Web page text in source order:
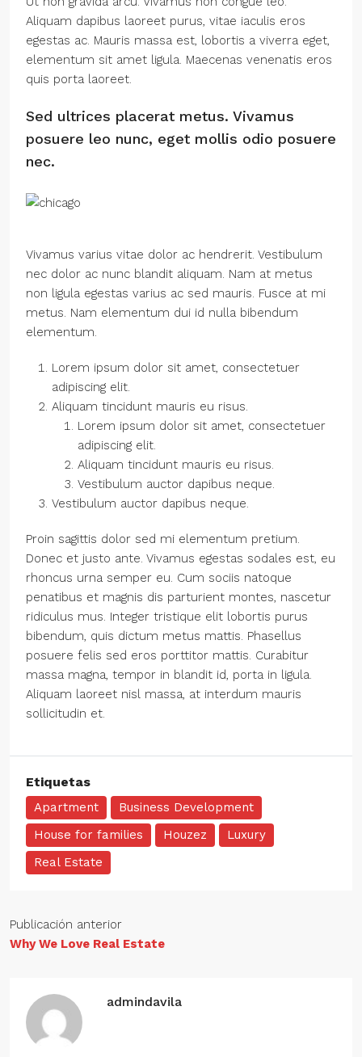
Aliquam dapibus laoreet purus, vitae iaculis eros
egestas ac. Mauris massa est, lobortis a viverra eget,
elementum sit amet ligula. Maecenas venenatis eros
quis porta laoreet.
Sed ultrices placerat metus. Vivamus
posuere leo nunc, eget mollis odio posuere
nec.
Vivamus varius vitae dolor ac hendrerit. Vestibulum
nec dolor ac nunc blandit aliquam. Nam at metus
non ligula egestas varius ac sed mauris. Fusce at mi
metus. Nam elementum dui id nulla bibendum
elementum.
Lorem ipsum dolor sit amet, consectetuer
adipiscing elit.
Aliquam tincidunt mauris eu risus.
Lorem ipsum dolor sit amet, consectetuer
adipiscing elit.
Aliquam tincidunt mauris eu risus.
Vestibulum auctor dapibus neque.
Vestibulum auctor dapibus neque.
Proin sagittis dolor sed mi elementum pretium.
Donec et justo ante. Vivamus egestas sodales est, eu
rhoncus urna semper eu. Cum sociis natoque
penatibus et magnis dis parturient montes, nascetur
ridiculus mus. Integer tristique elit lobortis purus
bibendum, quis dictum metus mattis. Phasellus
posuere felis sed eros porttitor mattis. Curabitur
massa magna, tempor in blandit id, porta in ligula.
Aliquam laoreet nisl massa, at interdum mauris
sollicitudin et.
Etiquetas
Apartment
Business Development
House for families
Houzez
Luxury
Real Estate
Publicación anterior
Why We Love Real Estate
admindavila